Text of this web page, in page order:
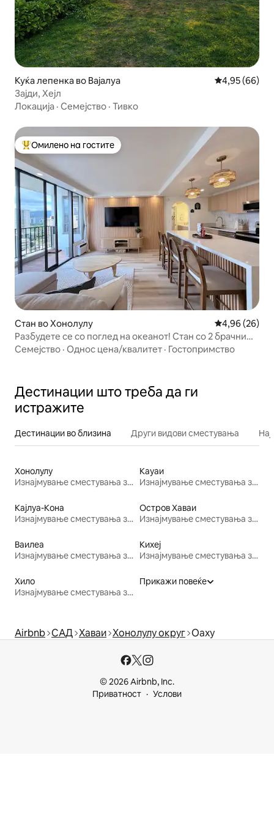
Куќа лепенка во Вајалуа Просечна
4,95 (66)
Зајди, Хејл
Локација · Семејство · Тивко
Меѓу најуспешните „Омилени на гостите“
Омилено на гостите
Стан во Хонолулу Просечна
4,96 (26)
Разбудете се со поглед на океанот! Стан со 2 брачни
кревета (широки 150 – 179 см) со бесплатен паркинг
Семејство · Однос цена/квалитет · Гостопримство
Дестинации што треба да ги
истражите
Дестинации во близина Други видови сместувања
Хонолулу
Изнајмување сместувања за одмор
Кауаи
Изнајмување сместувања за одмор
Кајлуа-Кона
Изнајмување сместувања за одмор
Остров Хаваи
Изнајмување сместувања за одмор
Ваилеа
Изнајмување сместувања за одмор
Кихеј
Изнајмување сместувања за одмор
Хило
Изнајмување сместувања за одмор
Прикажи повеќе
Airbnb САД Хаваи Хонолулу округ Оаху
© 2026 Airbnb, Inc.
Приватност
Услови